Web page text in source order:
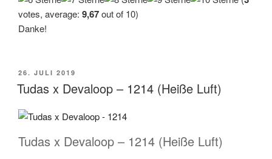
votes, average: 9,67out of 10)
Danke!
VERÖFFENTLICHT
AM
26. JULI 2019
Tudas x Devaloop – 1214 (Heiße Luft)
Tudas x Devaloop – 1214 (Heiße Luft)